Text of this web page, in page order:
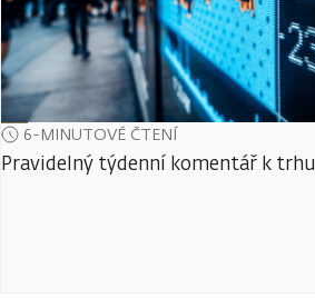
6-MINUTOVÉ ČTENÍ
Pravidelný týdenní komentář k trhu